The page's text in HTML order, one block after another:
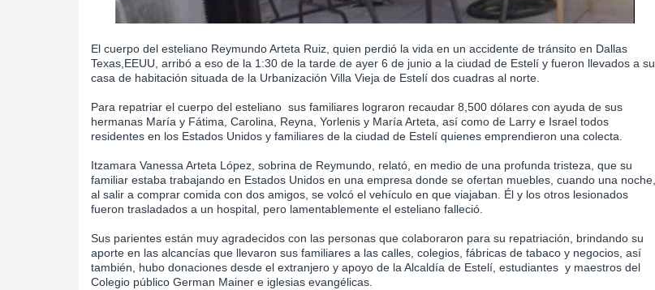
El cuerpo del esteliano Reymundo Arteta Ruiz, quien perdió la vida en un accidente de tránsito en Dallas
Texas,EEUU, arribó a eso de la 1:30 de la tarde de ayer 6 de junio a la ciudad de Estelí y fueron llevados a su
casa de habitación situada de la Urbanización Villa Vieja de Estelí dos cuadras al norte.
Para repatriar el cuerpo del esteliano sus familiares lograron recaudar 8,500 dólares con ayuda de sus
hermanas María y Fátima, Carolina, Reyna, Yorlenis y María Arteta, así como de Larry e Israel todos
residentes en los Estados Unidos y familiares de la ciudad de Estelí quienes emprendieron una colecta.
Itzamara Vanessa Arteta López, sobrina de Reymundo, relató, en medio de una profunda tristeza, que su
familiar estaba trabajando en Estados Unidos en una empresa donde se ofertan muebles, cuando una noche,
al salir a comprar comida con dos amigos, se volcó el vehículo en que viajaban. Él y los otros lesionados
fueron trasladados a un hospital, pero lamentablemente el esteliano falleció.
Sus parientes están muy agradecidos con las personas que colaboraron para su repatriación, brindando su
aporte en las alcancías que llevaron sus familiares a las calles, colegios, fábricas de tabaco y negocios, así
también, hubo donaciones desde el extranjero y apoyo de la Alcaldía de Estelí, estudiantes y maestros del
Colegio público German Mainer e iglesias evangélicas.